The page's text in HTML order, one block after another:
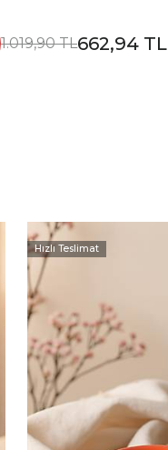
1.019,90 TL662,94 TL
Hızlı Teslimat